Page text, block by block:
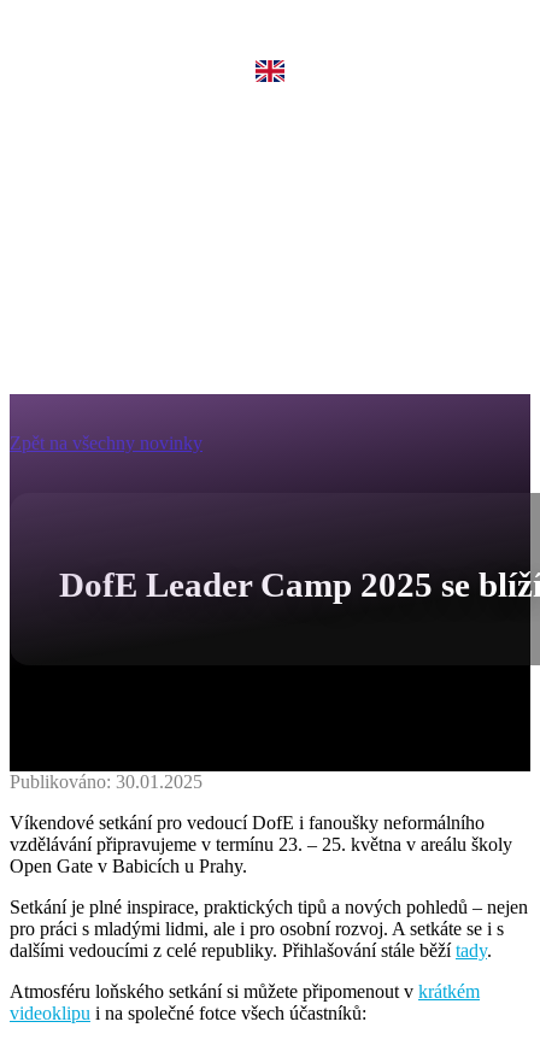
Zpět na všechny novinky
DofE Leader Camp 2025 se
Publikováno: 30.01.2025
Víkendové setkání pro vedoucí DofE i fanoušky neformálního
vzdělávání připravujeme v termínu 23. – 25. května v areálu školy
Open Gate v Babicích u Prahy.
Setkání je plné inspirace, praktických tipů a nových pohledů – nejen
pro práci s mladými lidmi, ale i pro osobní rozvoj. A setkáte se i s
dalšími vedoucími z celé republiky. Přihlašování stále běžítady.
Atmosféru loňského setkání si můžete připomenout v krátkém
videoklipu i na společné fotce všech účastníků: